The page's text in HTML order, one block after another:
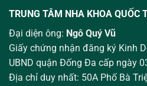
TRUNG TÂM NHA KHOA QUỐC
Đại diện ông: Ngô Quý Vũ
Giấy chứng nhận đăng ký Kinh
UBND quận Đống Đa cấp ngày
Địa chỉ duy nhất: 50A Phố Bà